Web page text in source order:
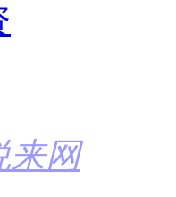
来网